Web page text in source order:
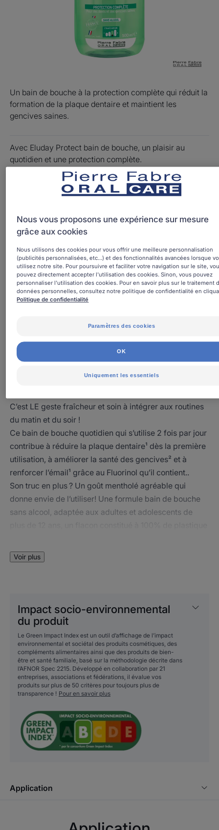
Un bain de bouche à la protection complète qui réduit la
formation de la plaque dentaire et maintient les
gencives saines.
Avec Eluday Protect bain de bouche, un plaisir au
quotidien et une protection complète.
Sans alcool. Made in France.
Fait pour
Adolescents - adultes
Âge
Caries adultes
C’est LE geste fraîcheur et soin à intégrer aux routines
du matin et du soir !
Ce bain de bouche quotidien qui s’utilise 2 fois par jour
contribue à réduire la plaque dentaire¹ dès la première
utilisation, à améliorer la santé des gencives² et à
renforcer l’émail¹ grâce au Fluorinol qu’il contient..
Son truc en plus ? Un goût mentholé agréable qui
donne envie de l’utiliser! Une formule bain de bouche
sans alcool, adaptée aux adultes et adolescents de
leur place dans les salles de bain de celles et ceux qui
veulent se sentir bien.
LE MOT DE L’EXPERT
Se brosser les dents est un
geste indispensable pour
protéger votre bouche au
quotidien. Mais pour étendre cet
effet protecteur aux zones
difficiles d'accès à la brosse à
dents, un bain de bouche
pour obtenir une hygiène
Voir plus
Impact socio-environnemental
du produit
Le Green Impact Index est un outil d’affichage de l’impact
environnemental et sociétal des produits cosmétiques, des
compléments alimentaires ainsi que des produits de bien-
être et santé familiale, basé sur la méthodologie décrite dans
l’AFNOR Spec 2215. Développé en collaboration par 21
entreprises, associations et fédérations, il évalue vos
produits sur plus de 50 critères pour toujours plus de
transparence ! Pour en savoir plus
Application
Nous vous proposons une expérience sur mesure
grâce aux cookies
Nous utilisons des cookies pour vous offrir une meilleure personnalisation
(publicités personnalisées, etc...) et des fonctionnalités avancées lorsque
utilisez notre site. Pour poursuivre et faciliter votre navigation sur le site,
pouvez directement accepter l'utilisation des cookies. Sinon, vous pouvez
personnaliser l'utilisation des cookies. Pour en savoir plus sur le traitement
données personnelles, consultez notre politique de confidentialité en
Politique de confidentialité
Paramètres des cookies
Uniquement les essentiels
OK